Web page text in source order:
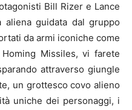
Bill Rizer e Lance
aliena guidata dal gruppo
da armi iconiche come
Missiles, vi farete
attraverso giungle
un grottesco covo alieno
uniche dei personaggi, i